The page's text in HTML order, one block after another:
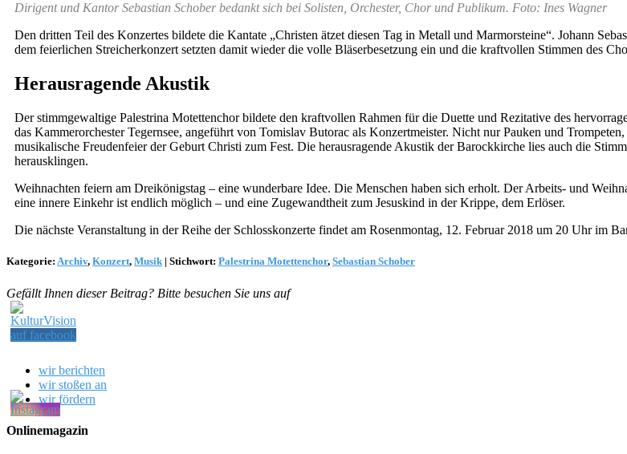
Dirigent und Kantor Sebastian Schober bedankt sich bei Solisten, Orchester, Chor und Publikum. Foto: Ines Wagner
Den dritten Teil des Konzertes bildete die Kantate „Christen ätzet diesen Tag in Metall und Marmorsteine“. Johann
dem feierlichen Streicherkonzert setzten damit wieder die volle Bläserbesetzung ein und die kraftvollen Stimmen des
Herausragende Akustik
Der stimmgewaltige Palestrina Motettenchor bildete den kraftvollen Rahmen für die Duette und Rezitative des
das Kammerorchester Tegernsee, angeführt von Tomislav Butorac als Konzertmeister. Nicht nur Pauken und
musikalische Freudenfeier der Geburt Christi zum Fest. Die herausragende Akustik der Barockkirche lies auch die
herausklingen.
Weihnachten feiern am Dreikönigstag – eine wunderbare Idee. Die Menschen haben sich erholt. Der Arbeits- und
eine innere Einkehr ist endlich möglich – und eine Zugewandtheit zum Jesuskind in der Krippe, dem Erlöser.
Die nächste Veranstaltung in der Reihe der Schlosskonzerte findet am Rosenmontag, 12. Februar 2018 um 20 Uhr im
Kategorie: Archiv, Konzert, Musik | Stichwort: Palestrina Motettenchor, Sebastian Schober
Gefällt Ihnen dieser Beitrag? Bitte besuchen Sie uns auf
wir berichten
wir stoßen an
wir fördern
Onlinemagazin